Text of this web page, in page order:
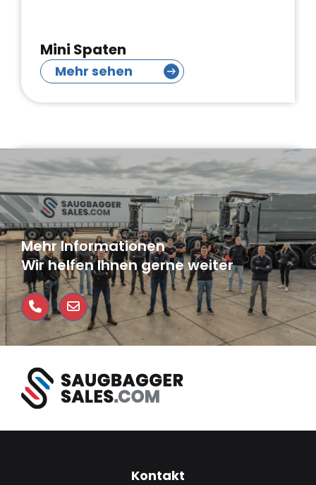
Mini Spaten
Mehr sehen
Mehr Informationen
Wir helfen Ihnen gerne weiter
Kontakt